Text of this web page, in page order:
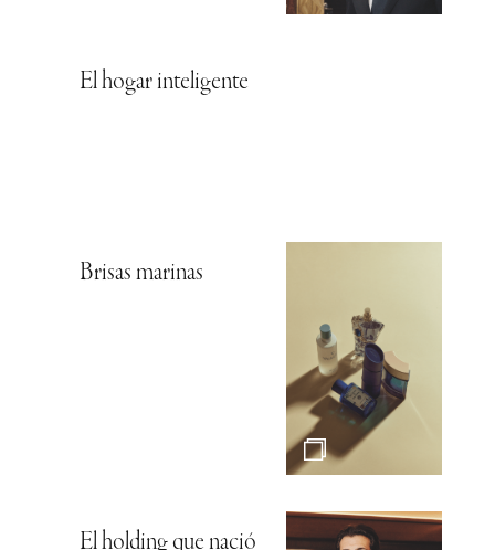
El hogar inteligente
Brisas marinas
El holding que nació